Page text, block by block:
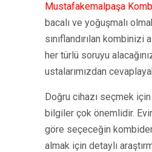
Mustafakemalpaşa
bacalı ve yoğuşmalı
sınıflandırılan kombinizi
her türlü soruyu
ustalarımızdan
Doğru cihazı seçmek için
bilgiler çok önemlidir.
göre seçeceğin
almak için detaylı